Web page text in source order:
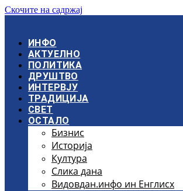
Скочите на садржај
ИНФО
АКТУЕЛНО
ПОЛИТИКА
ДРУШТВО
ИНТЕРВЈУ
ТРАДИЦИЈА
СВЕТ
ОСТАЛО
Бизнис
Историја
Култура
Слика дана
Видовдан.инфо ин Енглисх